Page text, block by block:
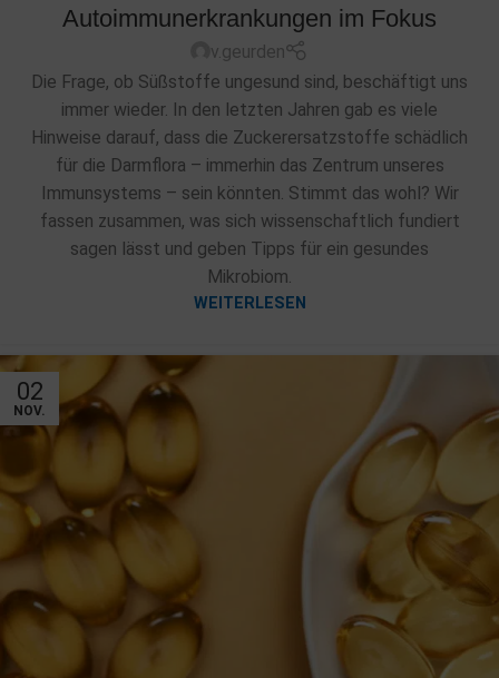
Autoimmunerkrankungen im Fokus
v.geurden
Die Frage, ob Süßstoffe ungesund sind, beschäftigt uns
immer wieder. In den letzten Jahren gab es viele
Hinweise darauf, dass die Zuckerersatzstoffe schädlich
für die Darmflora – immerhin das Zentrum unseres
Immunsystems – sein könnten. Stimmt das wohl? Wir
fassen zusammen, was sich wissenschaftlich fundiert
sagen lässt und geben Tipps für ein gesundes
Mikrobiom.
WEITERLESEN
02
NOV.